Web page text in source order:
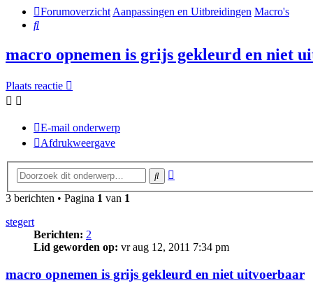
Forumoverzicht Aanpassingen en Uitbreidingen Macro's
Zoek
macro opnemen is grijs gekleurd en niet
Plaats reactie
E-mail onderwerp
Afdrukweergave
Zoek
3 berichten • Pagina 1 van 1
stegert
Berichten: 2
Lid geworden op: vr aug 12, 2011 7:34 pm
macro opnemen is grijs gekleurd en niet uitvoerbaar